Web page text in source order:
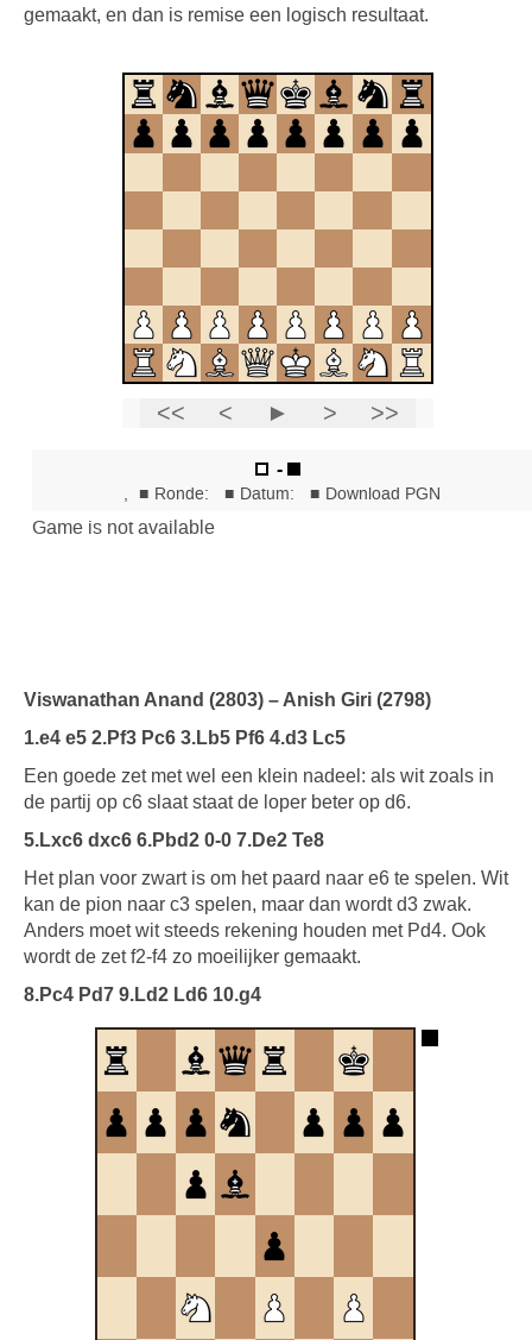
gemaakt, en dan is remise een logisch resultaat.
Viswanathan Anand (2803) – Anish Giri (2798)
1.e4 e5 2.Pf3 Pc6 3.Lb5 Pf6 4.d3 Lc5
Een goede zet met wel een klein nadeel: als wit zoals in
de partij op c6 slaat staat de loper beter op d6.
5.Lxc6 dxc6 6.Pbd2 0-0 7.De2 Te8
Het plan voor zwart is om het paard naar e6 te spelen. Wit
kan de pion naar c3 spelen, maar dan wordt d3 zwak.
Anders moet wit steeds rekening houden met Pd4. Ook
wordt de zet f2-f4 zo moeilijker gemaakt.
8.Pc4 Pd7 9.Ld2 Ld6 10.g4